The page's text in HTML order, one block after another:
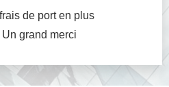
de port en plus
grand merci